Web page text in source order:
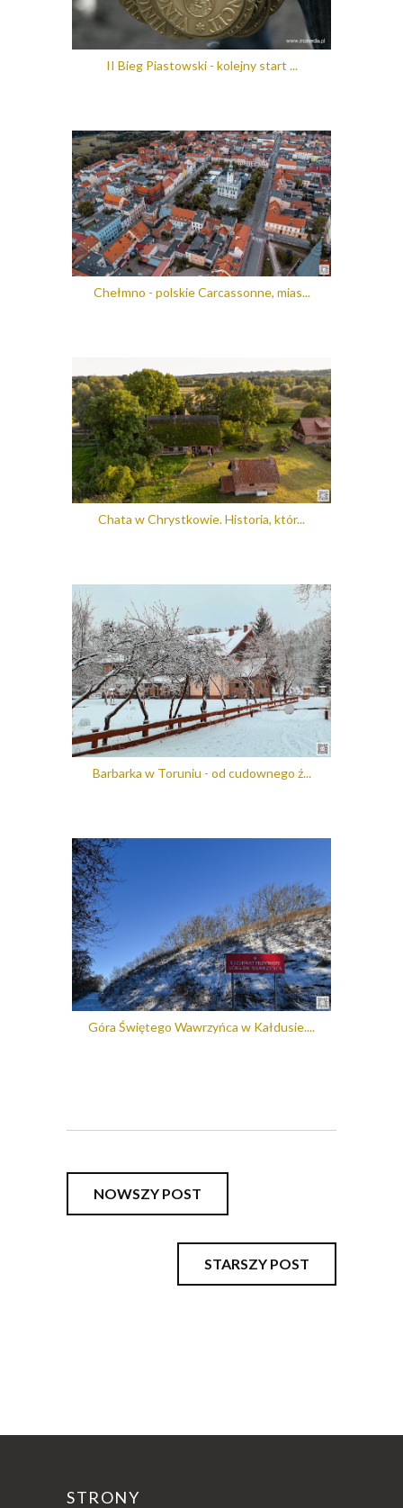
II Bieg Piastowski - kolejny start ...
Chełmno - polskie Carcassonne, mias...
Chata w Chrystkowie. Historia, któr...
Barbarka w Toruniu - od cudownego ź...
Góra Świętego Wawrzyńca w Kałdusie....
NOWSZY POST
STARSZY POST
STRONY